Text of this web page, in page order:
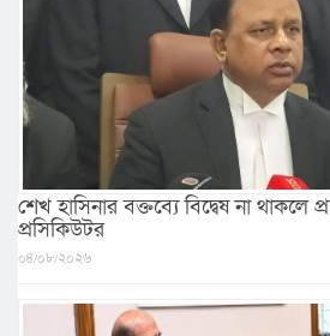
শেখ হাসিনার বক্তব্যে বিদ্বেষ না থাকলে
প্রসিকিউটর
০৪/০৮/২০২৬